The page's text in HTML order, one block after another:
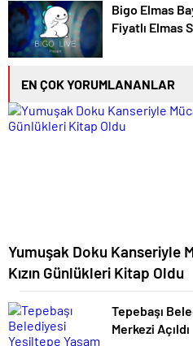
Bigo Elmas
Fiyatlı Elmas
EN ÇOK YORUMLANANLAR
Yumuşak Doku Kanseriyle
Kızın Günlükleri Kitap Oldu
Tepebaşı
Merkezi Açıldı